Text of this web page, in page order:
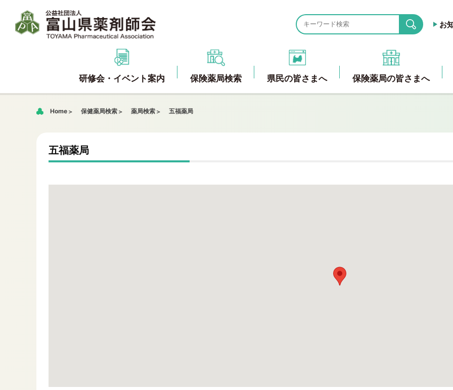
search お
研修会・イベント案内 保険薬局検索 県民の皆さまへ 保険薬局の皆さまへ
Home 保健薬局検索 薬局検索 五福薬局
五福薬局